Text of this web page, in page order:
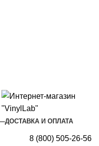
ДОСТАВКА И ОПЛАТА
8 (800) 505-26-56